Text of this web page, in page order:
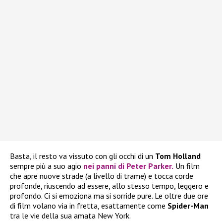
Basta, il resto va vissuto con gli occhi di un Tom Holland
sempre più a suo agio nei panni di Peter Parker. Un film
che apre nuove strade (a livello di trame) e tocca corde
profonde, riuscendo ad essere, allo stesso tempo, leggero e
profondo. Ci si emoziona ma si sorride pure. Le oltre due ore
di film volano via in fretta, esattamente come Spider-Man
tra le vie della sua amata New York.